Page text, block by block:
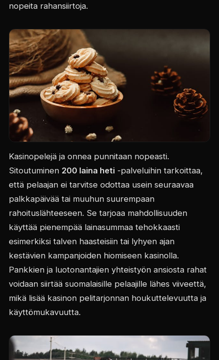
nopeita rahansiirtoja.
Kasinopelejä ja onnea punnitaan nopeasti.
Sitoutuminen 200 laina heti-palveluihin tarkoittaa,
että pelaajan ei tarvitse odottaa usein seuraavaa
palkkapäivää tai muuhun suurempaan
rahoituslähteeseen. Se tarjoaa mahdollisuuden
käyttää pienempää lainasummaa tehokkaasti
esimerkiksi talven haasteisiin tai lyhyen ajan
kestävien kampanjoiden hiomiseen kasinolla.
Pankkien ja luotonantajien yhteistyön ansiosta rahat
voidaan siirtää suomalaisille pelaajille lähes viiveettä,
mikä lisää kasinon pelitarjonnan houkuttelevuutta ja
käyttömukavuutta.